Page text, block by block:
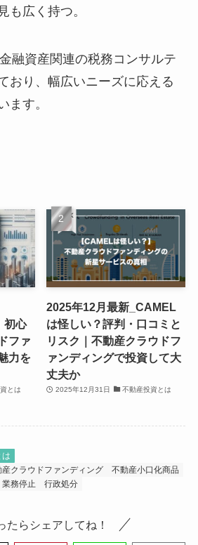
も広く持つ。
融資産関連の税務コンサルテ
おり、幅広いニーズに応える
ます。
初心
ファ
力を
とは
2025年12月最新_CAMEL
は怪しい？評判・口コミと
リスク｜不動産クラウドフ
ァンディングで投資して大
丈夫か
2025年12月31日 不動産投資とは
は
産クラウドファンディング
不動産小口化商品
業務停止 行政処分
たらシェアしてね！